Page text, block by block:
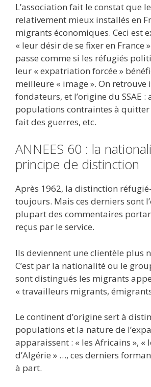
L’association fait le constat que
relativement mieux installés en
migrants économiques. Ceci est
« leur désir de se fixer en France »
passe comme si les réfugiés
leur « expatriation forcée »
meilleure « image ». On retrouve
fondateurs, et l’origine du SSAE :
populations contraintes à
fait des guerres, etc.
ANNEES 60 : la
principe de distinction
Après 1962, la distinction
toujours. Mais ces derniers sont
plupart des commentaires
reçus par le service.
Ils deviennent une clientèle plus
C’est par la nationalité ou le
sont distingués les migrants
« travailleurs migrants,
Le continent d’origine sert à
populations et la nature de
apparaissent : « les Africains », «
d’Algérie » …, ces derniers
à part.